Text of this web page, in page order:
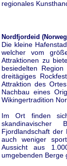
regionales
Nordfjordeid
Die kleine
welcher vom
Attraktionen zu
besiedelten
dreitägiges
Attraktion des
Nachbau eines
Wikingertradition
Im Ort finden
Fjordlandschaft der
auch weniger
Aussicht aus
umgebenden Berge